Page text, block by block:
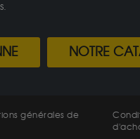
NOTRE
générales de